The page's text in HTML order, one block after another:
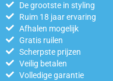
De grootste in styling
Ruim 18 jaar ervaring
Afhalen mogelijk
Gratis ruilen
Scherpste prijzen
Veilig betalen
Volledige garantie